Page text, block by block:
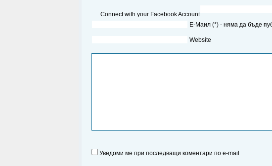
Connect with your Facebook Account
Е-Маил (*) - няма да бъде
Website
Уведоми ме при последващи коментари по e-mail